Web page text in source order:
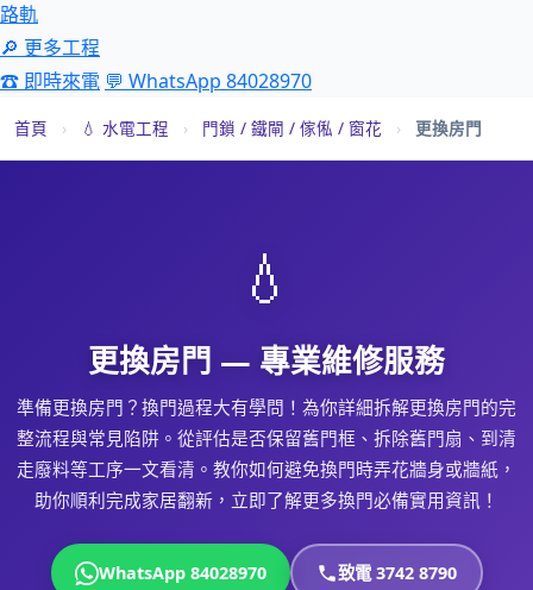
路軌
🔎 更多工程
☎ 即時來電 💬 WhatsApp 84028970
首頁 › 💧 水電工程 › 門鎖 / 鐵閘 / 傢俬 / 窗花 › 更換房門
💧
更換房門 — 專業維修服務
準備更換房門？換門過程大有學問！為你詳細拆解更換房門的完
整流程與常見陷阱。從評估是否保留舊門框、拆除舊門扇、到清
走廢料等工序一文看清。教你如何避免換門時弄花牆身或牆紙，
助你順利完成家居翻新，立即了解更多換門必備實用資訊！
WhatsApp 84028970 致電 3742 8790